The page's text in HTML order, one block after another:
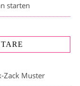
starten
Zack Muster